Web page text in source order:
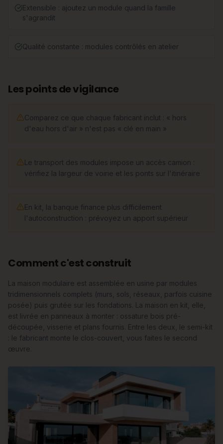
Extensible : ajoutez un module quand la famille
s'agrandit
Qualité constante : modules contrôlés en atelier
Les points de vigilance
Comparez ce que chaque fabricant inclut : « hors
d'eau hors d'air » n'est pas « clé en main »
Le transport des modules impose un accès camion :
vérifiez la largeur de voirie et les ponts sur l'itinéraire
En kit, la banque finance plus difficilement
l'autoconstruction : prévoyez un apport supérieur
Comment c'est construit
La maison modulaire est assemblée en usine par modules
tridimensionnels complets (murs, sols, réseaux, parfois cuisine
posée) puis grutée sur les fondations. La maison en kit, elle,
est livrée en panneaux à monter : ossature bois pré-
découpée, visserie et plans fournis. Entre les deux, le semi-kit
: le fabricant monte le clos-couvert, vous faites le second
œuvre.